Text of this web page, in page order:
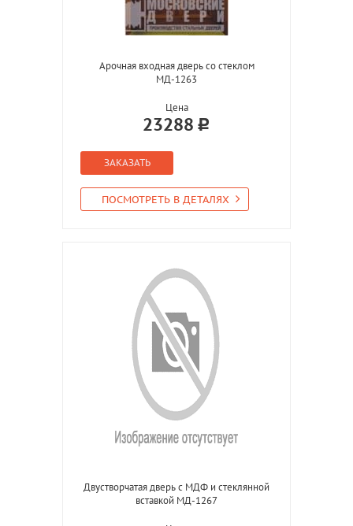
Арочная входная дверь со стеклом
МД-1263
Цена
23288
ЗАКАЗАТЬ
ПОСМОТРЕТЬ В ДЕТАЛЯХ
Двустворчатая дверь с МДФ и стеклянной
вставкой МД-1267